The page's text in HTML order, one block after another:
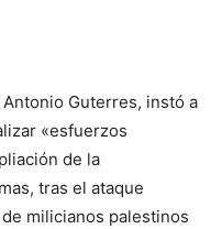
Guterres, instó a
«esfuerzos
de la
tras el ataque
milicianos palestinos